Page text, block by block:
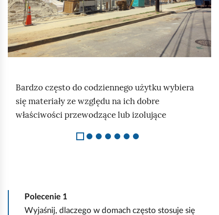
,
a
b
y
S
l
a
Bardzo często do codziennego użytku wybiera
się materiały ze względu na ich dobre
właściwości przewodzące lub izolujące
Polecenie 1
Wyjaśnij, dlaczego w domach często stosuje się